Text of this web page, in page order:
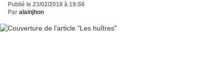
Publié le 23/02/2018 à 19:56
Par alainjhon